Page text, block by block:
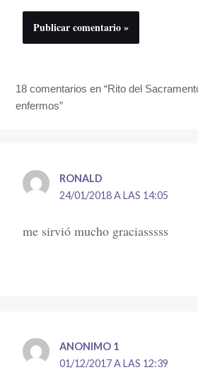
18 comentarios en “Rito del
enfermos”
RONALD
24/01/2018 A LAS 14:05
me sirvió mucho graciasssss
ANONIMO 1
01/12/2017 A LAS 12:39